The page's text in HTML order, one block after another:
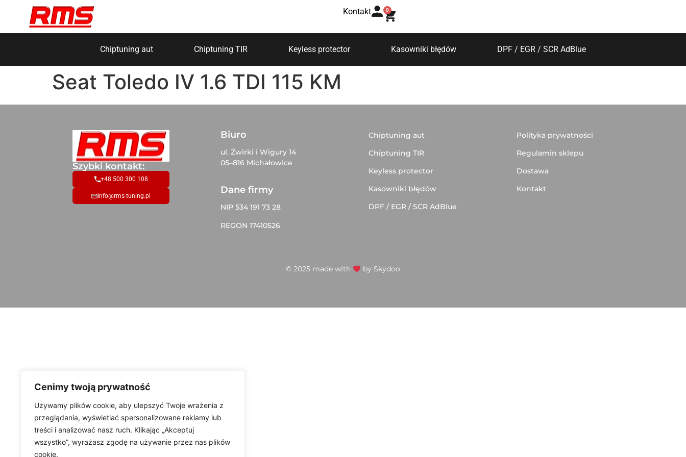
Cenimy twoją prywatność
Używamy plików cookie, aby ulepszyć Twoje wrażenia z
przeglądania, wyświetlać spersonalizowane reklamy lub
treści i analizować nasz ruch. Klikając „Akceptuj
wszystko”, wyrażasz zgodę na używanie przez nas plików
cookie.
Kontakt 0
Chiptuning aut Chiptuning TIR Keyless protector Kasowniki błędów DPF / EGR / SCR AdBlue
Seat Toledo IV 1.6 TDI 115 KM
Szybki kontakt:
+48 500 300 108
info@rms-tuning.pl
Biuro
ul. Żwirki i Wigury 14
05–816 Michałowice
Dane firmy
NIP 534 191 73 28
REGON 17410526
Chiptuning aut
Chiptuning TIR
Keyless protector
Kasowniki błędów
DPF / EGR / SCR AdBlue
Polityka prywatności
Regulamin sklepu
Dostawa
Kontakt
© 2025 made with by Skydoo